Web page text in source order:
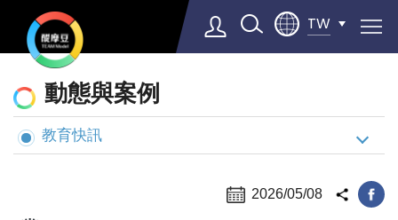
TW
▼
態
與
案
動態與案例
教育快訊
2026/05/08